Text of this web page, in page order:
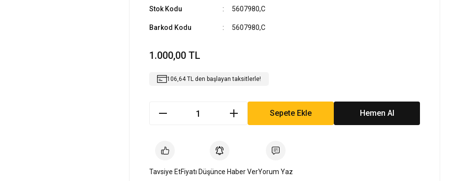
Stok Kodu 5607980,C
Barkod Kodu 5607980,C
1.000,00 TL
106,64 TL den başlayan taksitlerle!
Sepete Ekle Hemen Al
Tavsiye EtFiyatı Düşünce Haber VerYorum Yaz